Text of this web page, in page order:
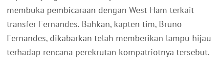
membuka pembicaraan dengan West Ham terkait
transfer Fernandes. Bahkan, kapten tim, Bruno
Fernandes, dikabarkan telah memberikan lampu hijau
terhadap rencana perekrutan kompatriotnya tersebut.